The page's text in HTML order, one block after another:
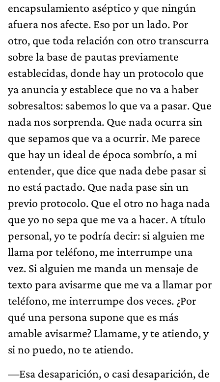
encapsulamiento aséptico y que ningún
afuera nos afecte. Eso por un lado. Por
otro, que toda relación con otro transcurra
sobre la base de pautas previamente
establecidas, donde hay un protocolo que
ya anuncia y establece que no va a haber
sobresaltos: sabemos lo que va a pasar. Que
nada nos sorprenda. Que nada ocurra sin
que sepamos que va a ocurrir. Me parece
que hay un ideal de época sombrío, a mi
entender, que dice que nada debe pasar si
no está pactado. Que nada pase sin un
previo protocolo. Que el otro no haga nada
que yo no sepa que me va a hacer. A título
personal, yo te podría decir: si alguien me
llama por teléfono, me interrumpe una
vez. Si alguien me manda un mensaje de
texto para avisarme que me va a llamar por
teléfono, me interrumpe dos veces. ¿Por
qué una persona supone que es más
amable avisarme? Llamame, y te atiendo, y
si no puedo, no te atiendo.
—Esa desaparición, o casi desaparición, de